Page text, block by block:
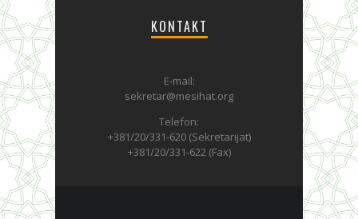
KONTAKT
E-mail:
sekretar@mesihat.org
Telefon:
+381/20/331-620 (Sekretarijat)
+381/20/331-622 (Fax)